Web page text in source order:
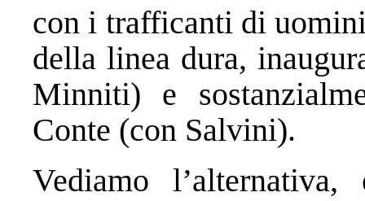
con i trafficanti di
della linea dura,
Minniti) e
Conte (con Salvini).
Vediamo